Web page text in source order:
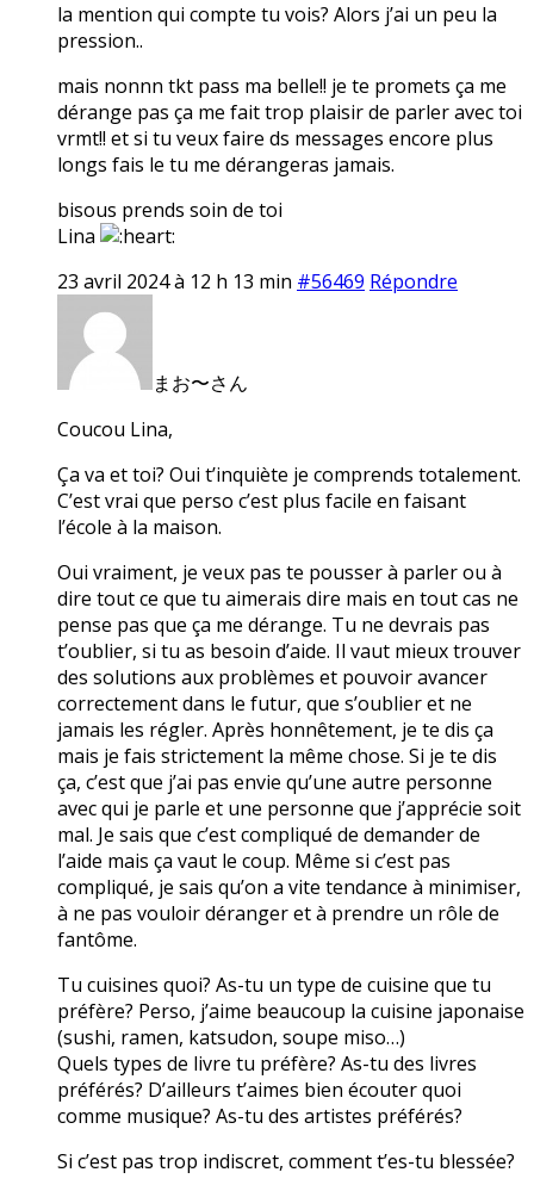
la mention qui compte tu vois? Alors j’ai un peu la
pression..
mais nonnn tkt pass ma belle!! je te promets ça me
dérange pas ça me fait trop plaisir de parler avec toi
vrmt!! et si tu veux faire ds messages encore plus
longs fais le tu me dérangeras jamais.
bisous prends soin de toi
Lina
23 avril 2024 à 12 h 13 min #56469 Répondre
まお〜さん
Coucou Lina,
Ça va et toi? Oui t’inquiète je comprends totalement.
C’est vrai que perso c’est plus facile en faisant
l’école à la maison.
Oui vraiment, je veux pas te pousser à parler ou à
dire tout ce que tu aimerais dire mais en tout cas ne
pense pas que ça me dérange. Tu ne devrais pas
t’oublier, si tu as besoin d’aide. Il vaut mieux trouver
des solutions aux problèmes et pouvoir avancer
correctement dans le futur, que s’oublier et ne
jamais les régler. Après honnêtement, je te dis ça
mais je fais strictement la même chose. Si je te dis
ça, c’est que j’ai pas envie qu’une autre personne
avec qui je parle et une personne que j’apprécie soit
mal. Je sais que c’est compliqué de demander de
l’aide mais ça vaut le coup. Même si c’est pas
compliqué, je sais qu’on a vite tendance à minimiser,
à ne pas vouloir déranger et à prendre un rôle de
fantôme.
Tu cuisines quoi? As-tu un type de cuisine que tu
préfère? Perso, j’aime beaucoup la cuisine japonaise
(sushi, ramen, katsudon, soupe miso…)
Quels types de livre tu préfère? As-tu des livres
préférés? D’ailleurs t’aimes bien écouter quoi
comme musique? As-tu des artistes préférés?
Si c’est pas trop indiscret, comment t’es-tu blessée?